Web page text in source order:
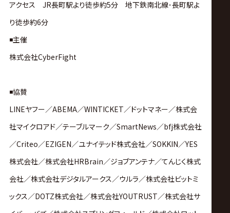
アクセス JR長町駅より徒歩約5分 地下鉄南北線･長町駅よ
り徒歩約6分
◾️主催
株式会社CyberFight
◾️協賛
LINEヤフー／ABEMA／WINTICKET／ドットマネー／株式会
社マイクロアド／テーブルマーク／SmartNews／bfj株式会社
／Criteo／EZIGEN／ユナイテッド株式会社／SOKKIN／YES
株式会社／株式会社HRBrain／ジョブアンテナ／てんじく株式
会社／株式会社デジタルアークス／ウルラ／株式会社ビットミ
ックス／DOTZ株式会社／株式会社YOUTRUST／株式会社サ